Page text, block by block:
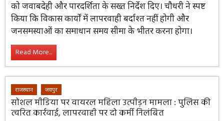
को जवाबदेही और पारदर्शिता के सख्त निर्देश दिए। चौधरी ने स्पष्ट
किया कि विकास कार्यों में लापरवाही बर्दाश्त नहीं होगी और
जनसमस्याओं का समाधान समय सीमा के भीतर करना होगा।
Read More...
राजस्थान जयपुर
सोशल मीडिया पर वायरल महिला उत्पीड़न मामला : पुलिस की
त्वरित कार्रवाई, लापरवाही पर दो कर्मी निलंबित